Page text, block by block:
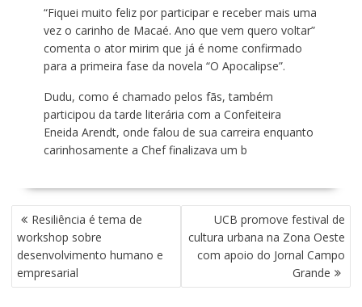
“Fiquei muito feliz por participar e receber mais uma
vez o carinho de Macaé. Ano que vem quero voltar”
comenta o ator mirim que já é nome confirmado
para a primeira fase da novela “O Apocalipse”.
Dudu, como é chamado pelos fãs, também
participou da tarde literária com a Confeiteira
Eneida Arendt, onde falou de sua carreira enquanto
carinhosamente a Chef finalizava um b
N
A
V
E
G
Resiliência é tema de
workshop sobre
desenvolvimento humano e
empresarial
UCB promove festival de
cultura urbana na Zona Oeste
com apoio do Jornal Campo
Grande